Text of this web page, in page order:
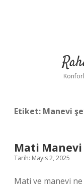
Etiket: Manevi
Mati Manevi
Tarih: Mayıs 2, 2025
Mati ve manevi